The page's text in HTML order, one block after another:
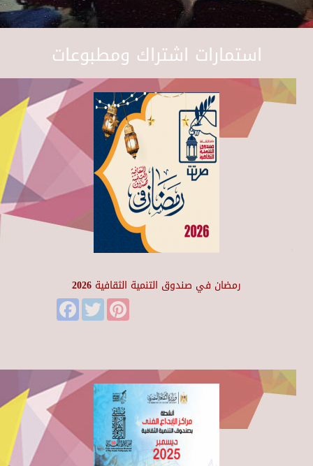
استمارات اشتراك ومطبوعات
رمضان في صندوق التنمية الثقافية 2026
FacebookTwitter